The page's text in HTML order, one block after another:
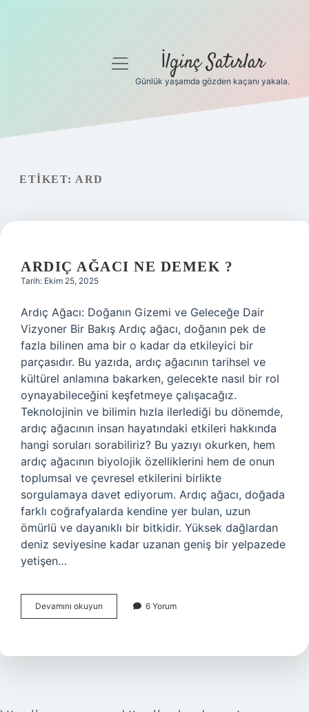
Gizlilik Politikası
menüyü
İlginç Satırlar
Günlük yaşamda gözden kaçanı yakala.
ETIKET: ARD
ARDIÇ AĞACI NE DEMEK ?
Tarih: Ekim 25, 2025
Ardıç Ağacı: Doğanın Gizemi ve Geleceğe Dair
Vizyoner Bir Bakış Ardıç ağacı, doğanın pek de
fazla bilinen ama bir o kadar da etkileyici bir
parçasıdır. Bu yazıda, ardıç ağacının tarihsel ve
kültürel anlamına bakarken, gelecekte nasıl bir rol
oynayabileceğini keşfetmeye çalışacağız.
Teknolojinin ve bilimin hızla ilerlediği bu dönemde,
ardıç ağacının insan hayatındaki etkileri hakkında
hangi soruları sorabiliriz? Bu yazıyı okurken, hem
ardıç ağacının biyolojik özelliklerini hem de onun
toplumsal ve çevresel etkilerini birlikte
sorgulamaya davet ediyorum. Ardıç ağacı, doğada
farklı coğrafyalarda kendine yer bulan, uzun
ömürlü ve dayanıklı bir bitkidir. Yüksek dağlardan
deniz seviyesine kadar uzanan geniş bir yelpazede
yetişen…
Devamını okuyun
ağacı
?
6 Yorum